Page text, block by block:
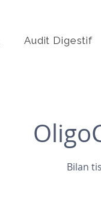
Audit Digestif
Bilan